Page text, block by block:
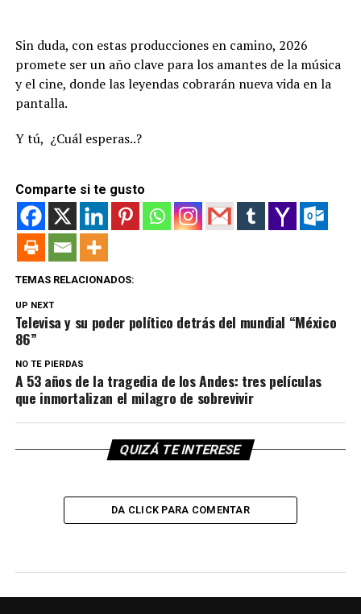
Sin duda, con estas producciones en camino, 2026
promete ser un año clave para los amantes de la música
y el cine, donde las leyendas cobrarán nueva vida en la
pantalla.
Y tú, ¿Cuál esperas..?
Comparte si te gusto
TEMAS RELACIONADOS:
UP NEXT
Televisa y su poder político detrás del mundial “México
86”
NO TE PIERDAS
A 53 años de la tragedia de los Andes: tres películas
que inmortalizan el milagro de sobrevivir
QUIZÁ TE INTERESE
DA CLICK PARA COMENTAR